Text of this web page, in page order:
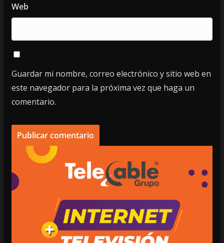
Web
Guardar mi nombre, correo electrónico y sitio web en
este navegador para la próxima vez que haga un
comentario.